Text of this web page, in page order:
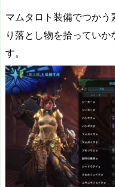
マムタロト装備でつか
り落とし物を拾ってい
す。